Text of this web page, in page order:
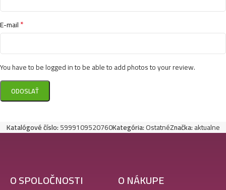
E-mail*
You have to be logged in to be able to add photos to your review.
Katalógové číslo:5999109520760Kategória:OstatnéZnačka:aktualne
O SPOLOČNOSTI O NÁKUPE